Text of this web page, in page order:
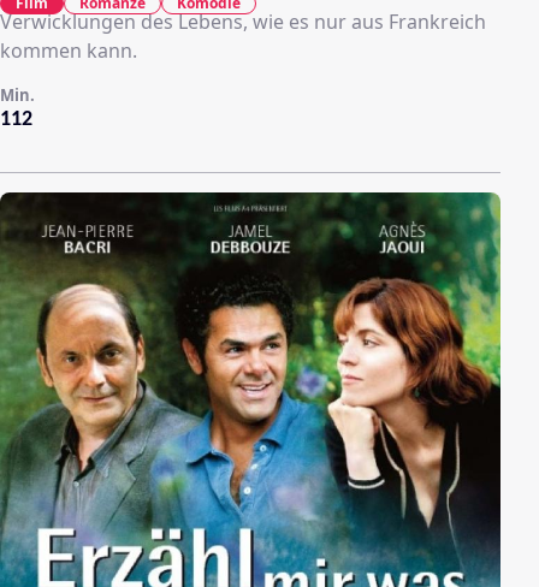
Verwicklungen des Lebens, wie es nur aus Frankreich
kommen kann.
112
Min.